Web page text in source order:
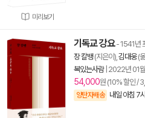
미리보기
기독교 강요- 1541년
장 칼뱅(지은이), 김대웅(
복있는사람| 2022년 01월
54,000원 (10% 할인 /
양탄자배송 내일 아침 7시